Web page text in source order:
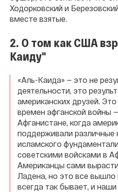
Ходорковский и
вместе взятые.
2. О том как США
Каиду"
«Аль-Каида» — это не
деятельности, это
американских друзей.
времен афганской войны
Афганистане, когда
поддерживали различные
исламского
советскими войсками в
Американцы сами
Ладена, но это все вышло
всегда так бывает, и